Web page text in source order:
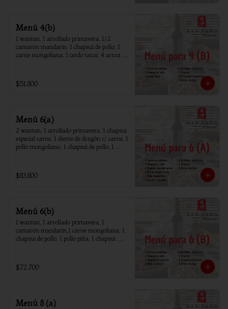
Menú 4(b)
1 wantan, 1 arrollado primavera, 1/2
camarón mandarín, 1 chapsui de pollo, 1
carne mongoliana, 1 cerdo tausi, 4 arroz
$51.800
Menú 6(a)
2 wantan, 1 arrollado primavera, 1 chapsui
especial carne, 1 diente de dragón c/ carne, 1
pollo mongoliano, 1 chapsui de pollo, 1
$83.800
Menú 6(b)
1 wantan, 1 arrollado primavera, 1
camarón mandarín,1 carne mongoliana, 1
chapsui de pollo, 1 pollo piña, 1 chapsui
$72.700
Menú 8 (a)